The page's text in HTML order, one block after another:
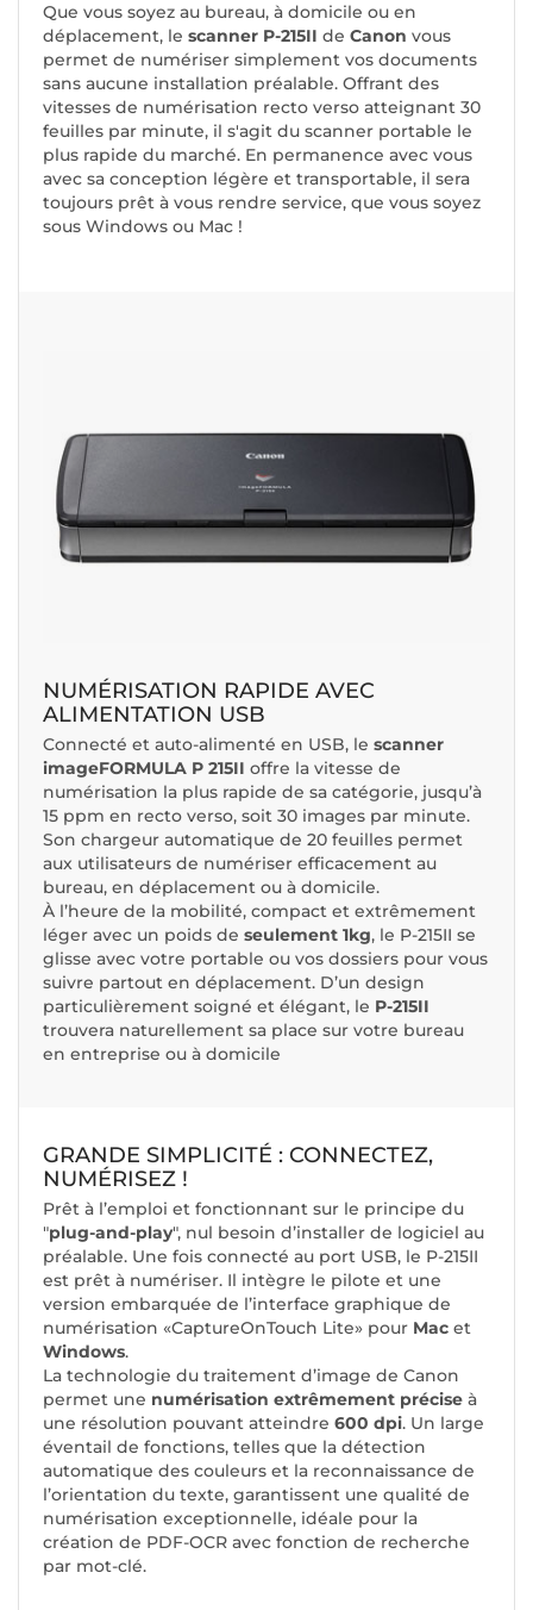
Que vous soyez au bureau, à domicile ou en
déplacement, le scanner P-215II de Canon vous
permet de numériser simplement vos documents
sans aucune installation préalable. Offrant des
vitesses de numérisation recto verso atteignant 30
feuilles par minute, il s'agit du scanner portable le
plus rapide du marché. En permanence avec vous
avec sa conception légère et transportable, il sera
toujours prêt à vous rendre service, que vous soyez
sous Windows ou Mac !
NUMÉRISATION RAPIDE AVEC
ALIMENTATION USB
Connecté et auto-alimenté en USB, le scanner
imageFORMULA P 215II offre la vitesse de
numérisation la plus rapide de sa catégorie, jusqu’à
15 ppm en recto verso, soit 30 images par minute.
Son chargeur automatique de 20 feuilles permet
aux utilisateurs de numériser efficacement au
bureau, en déplacement ou à domicile.
À l’heure de la mobilité, compact et extrêmement
léger avec un poids de seulement 1kg, le P-215II se
glisse avec votre portable ou vos dossiers pour vous
suivre partout en déplacement. D’un design
particulièrement soigné et élégant, le P-215II
trouvera naturellement sa place sur votre bureau
en entreprise ou à domicile
GRANDE SIMPLICITÉ : CONNECTEZ,
NUMÉRISEZ !
Prêt à l’emploi et fonctionnant sur le principe du
"plug-and-play", nul besoin d’installer de logiciel au
préalable. Une fois connecté au port USB, le P-215II
est prêt à numériser. Il intègre le pilote et une
version embarquée de l’interface graphique de
numérisation «CaptureOnTouch Lite» pour Mac et
Windows.
La technologie du traitement d’image de Canon
permet une numérisation extrêmement précise à
une résolution pouvant atteindre 600 dpi. Un large
éventail de fonctions, telles que la détection
automatique des couleurs et la reconnaissance de
l’orientation du texte, garantissent une qualité de
numérisation exceptionnelle, idéale pour la
création de PDF-OCR avec fonction de recherche
par mot-clé.